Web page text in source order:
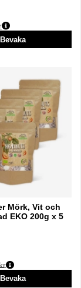
Bevaka
Mörk, Vit och
EKO 200g x 5
Bevaka